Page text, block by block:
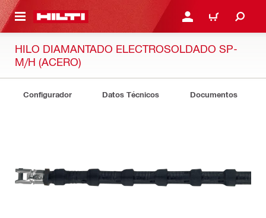
PRINCIPAL INICIE SESIÓN O
CARRITO
HILO DIAMANTADO ELECTROSOLDADO SP-
M/H (ACERO)
Configurador Datos Técnicos Documentos